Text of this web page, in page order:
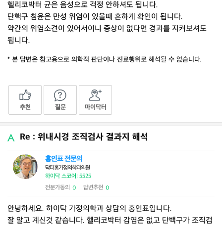
헬리코박터 균은 음성으로 걱정 안하셔도 됩니다.
단핵구 침윤은 만성 위염이 있을때 흔하게 확인이 됩니다.
약간의 위염소견이 있어서이니 증상이 없다면 경과를 지켜보셔도
됩니다.
* 본 답변은 참고용으로 의학적 판단이나 진료행위로 해석될 수 없습니다.
추천 질문 마이닥터
Re : 위내시경 조직검사 결과지 해석
홍인표 전문의
닥터홍가정의학과의원
하이닥 스코어: 5525
전문가동의 0 답변추천 0
안녕하세요. 하이닥 가정의학과 상담의 홍인표입니다.
잘 알고 계신것 같습니다. 헬리코박터 감염은 없고 단백구가 조직검